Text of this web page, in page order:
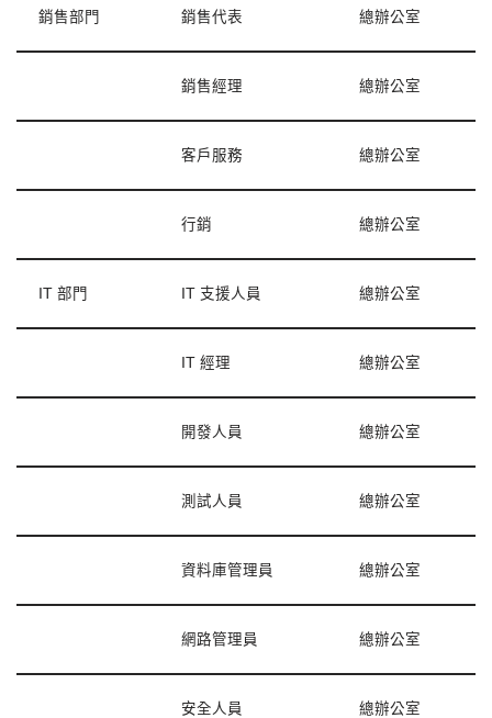
銷售部門 銷售代表 總辦公室
銷售經理 總辦公室
客戶服務 總辦公室
行銷 總辦公室
IT 部門 IT 支援人員 總辦公室
IT 經理 總辦公室
開發人員 總辦公室
測試人員 總辦公室
資料庫管理員 總辦公室
網路管理員 總辦公室
安全人員 總辦公室